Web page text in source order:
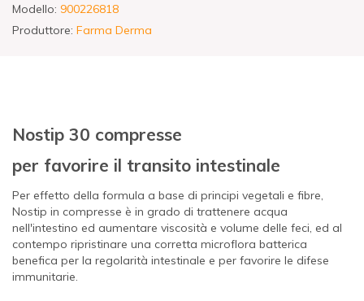
Modello: 900226818
Produttore: Farma Derma
Nostip 30 compresse
per favorire il transito intestinale
Per effetto della formula a base di principi vegetali e fibre,
Nostip in compresse è in grado di trattenere acqua
nell'intestino ed aumentare viscosità e volume delle feci, ed al
contempo ripristinare una corretta microflora batterica
benefica per la regolarità intestinale e per favorire le difese
immunitarie.